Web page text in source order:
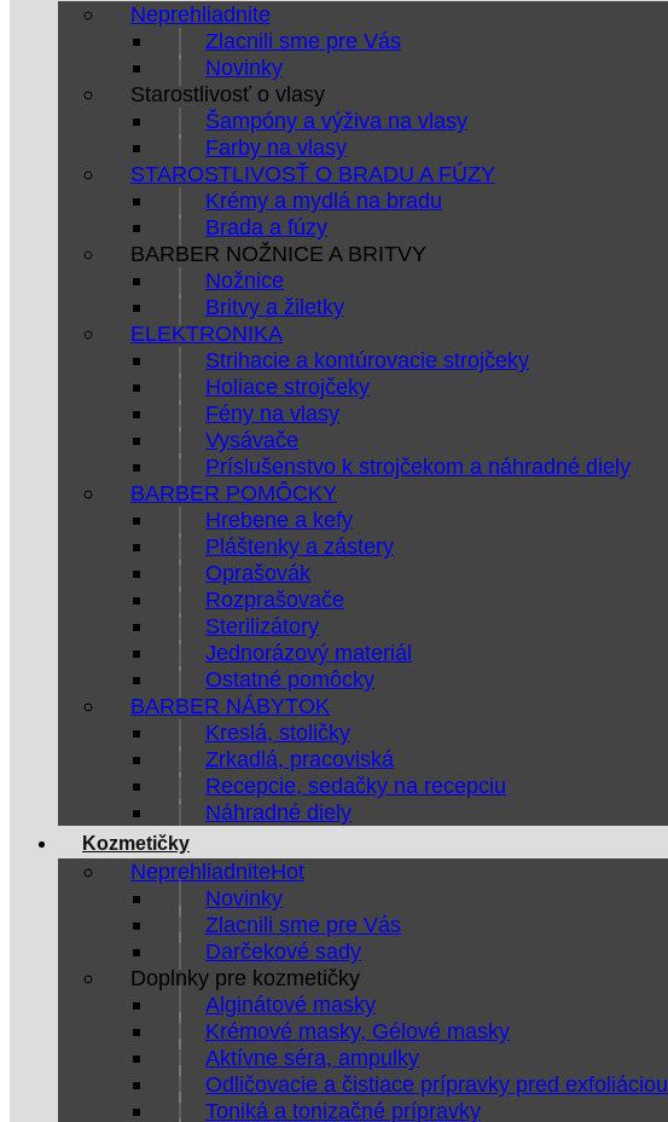
Neprehliadnite
Zlacnili sme pre Vás
Novinky
Starostlivosť o vlasy
Šampóny a výživa na vlasy
Farby na vlasy
STAROSTLIVOSŤ O BRADU A FÚZY
Krémy a mydlá na bradu
Brada a fúzy
BARBER NOŽNICE A BRITVY
Nožnice
Britvy a žiletky
ELEKTRONIKA
Strihacie a kontúrovacie strojčeky
Holiace strojčeky
Fény na vlasy
Vysávače
Príslušenstvo k strojčekom a náhradné diely
BARBER POMÔCKY
Hrebene a kefy
Pláštenky a zástery
Oprašovák
Rozprašovače
Sterilizátory
Jednorázový materiál
Ostatné pomôcky
BARBER NÁBYTOK
Kreslá, stoličky
Zrkadlá, pracoviská
Recepcie, sedačky na recepciu
Náhradné diely
Kozmetičky
Neprehliadnite
Novinky
Zlacnili sme pre Vás
Darčekové sady
Doplnky pre kozmetičky
Alginátové masky
Krémové masky, Gélové masky
Aktívne séra, ampulky
Odličovacie a čistiace prípravky pred exfoliáciou
Toniká a tonizačné prípravky